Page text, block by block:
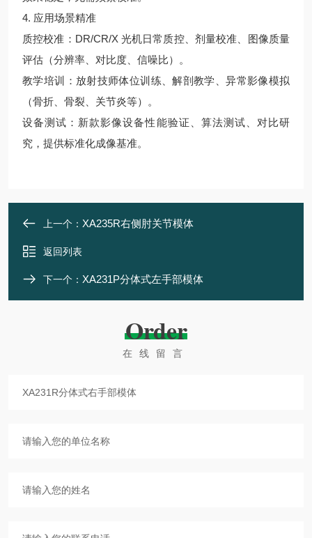
4. 应用场景精准
质控校准：DR/CR/X 光机日常质控、剂量校准、图像质量
评估（分辨率、对比度、信噪比）。
教学培训：放射技师体位训练、解剖教学、异常影像模拟
（骨折、骨裂、关节炎等）。
设备测试：新款影像设备性能验证、算法测试、对比研
究，提供标准化成像基准。
上一个： XA235R右侧肘关节模体
返回列表
下一个： XA231P分体式左手部模体
Order
在线留言